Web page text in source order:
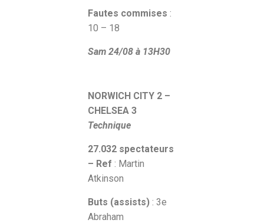
Fautes commises :
10 – 18
Sam 24/08 à 13H30
NORWICH CITY 2 –
CHELSEA 3
Technique
27.032 spectateurs
– Ref : Martin
Atkinson
Buts (assists) : 3e
Abraham